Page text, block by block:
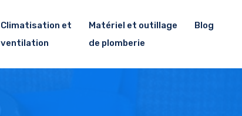
Climatisation et
ventilation
Matériel et outillage
de plomberie
Blog